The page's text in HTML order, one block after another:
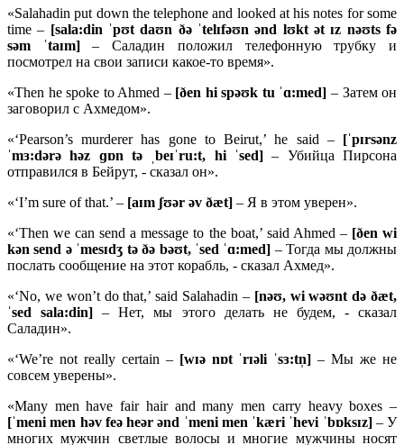
«Salahadin put down the telephone and looked at his notes for some
time – [sala:din ˈpʊtdaʊn ðə ˈtelɪfəʊn ənd lʊkt ət ɪz nəʊtsfə
səm ˈtaɪm]– Саладин положил телефонную трубку и
посмотрел на свои записи какое-то время».
«Then he spoke to Ahmed – [ðen hispəʊk tu ˈɑ:med] – Затем он
заговорил с Ахмедом».
«‘Pearson’s murderer has gone to Beirut,’ he said – [ˈpɪrsənz
ˈmɜ:dərəhəz ɡɒntə ˌbeɪˈru:t, hi ˈsed]– Убийца Пирсона
отправился в Бейрут, - сказал он».
«‘I’m sure of that.’ – [aɪm ʃʊər əv ðæt] – Я в этом уверен».
«‘Then we can send a message to the boat,’ said Ahmed – [ðenwi
kənsend ə ˈmesɪdʒ tə ðə bəʊt, ˈsed ˈɑ:med] – Тогда мы должны
послать сообщение на этот корабль, - сказал Ахмед».
«‘No, we won’t do that,’ said Salahadin – [nəʊ, wiwəʊntdə ðæt,
ˈsedsala:din]– Нет, мы этого делать не будем, - сказал
Саладин».
«‘We’re not really certain – [wɪə nɒt ˈrɪəli ˈsɜ:tn̩]– Мы же не
совсем уверены».
«Many men have fair hair and many men carry heavy boxes –
[ˈmenimen həv feə heər ənd ˈmeni men ˈkæri ˈhevi ˈbɒksɪz] – У
многих мужчин светлые волосы и многие мужчины носят